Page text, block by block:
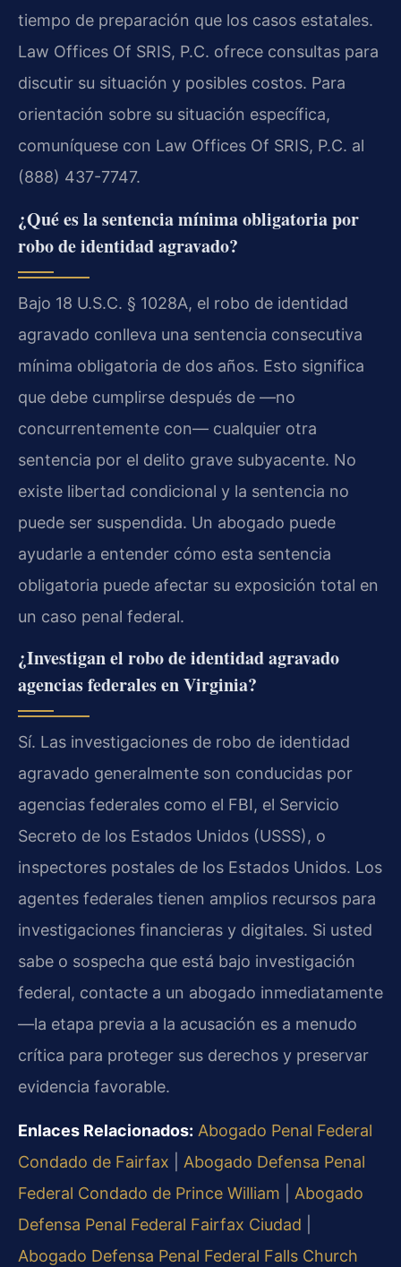
tiempo de preparación que los casos estatales.
Law Offices Of SRIS, P.C. ofrece consultas para
discutir su situación y posibles costos. Para
orientación sobre su situación específica,
comuníquese con Law Offices Of SRIS, P.C. al
(888) 437-7747.
¿Qué es la sentencia mínima obligatoria por
robo de identidad agravado?
Bajo 18 U.S.C. § 1028A, el robo de identidad
agravado conlleva una sentencia consecutiva
mínima obligatoria de dos años. Esto significa
que debe cumplirse después de —no
concurrentemente con— cualquier otra
sentencia por el delito grave subyacente. No
existe libertad condicional y la sentencia no
puede ser suspendida. Un abogado puede
ayudarle a entender cómo esta sentencia
obligatoria puede afectar su exposición total en
un caso penal federal.
¿Investigan el robo de identidad agravado
agencias federales en Virginia?
Sí. Las investigaciones de robo de identidad
agravado generalmente son conducidas por
agencias federales como el FBI, el Servicio
Secreto de los Estados Unidos (USSS), o
inspectores postales de los Estados Unidos. Los
agentes federales tienen amplios recursos para
investigaciones financieras y digitales. Si usted
sabe o sospecha que está bajo investigación
federal, contacte a un abogado inmediatamente
—la etapa previa a la acusación es a menudo
crítica para proteger sus derechos y preservar
evidencia favorable.
Enlaces Relacionados: Abogado Penal Federal
Condado de Fairfax
Abogado Defensa Penal
Federal Condado de Prince William
Abogado
Defensa Penal Federal Fairfax Ciudad
Abogado Defensa Penal Federal Falls Church